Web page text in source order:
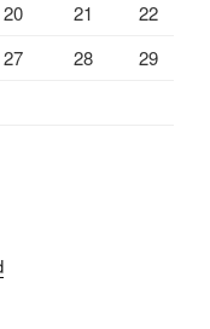
20 21
22
27 28
29